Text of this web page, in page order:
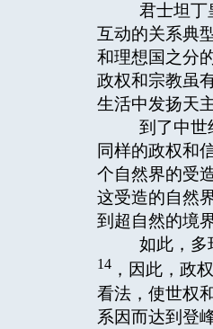
君士坦丁
互动的关系典
和理想国之分
政权和宗教虽
生活中发扬天
到了中世
同样的政权和
个自然界的受
这受造的自然
到超自然的境
如此，多
14 ，因此，政
看法，使世权
系因而达到登